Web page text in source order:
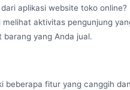
aplikasi website toko
melihat aktivitas pengunjung
barang yang Anda jual.
beberapa fitur yang canggih